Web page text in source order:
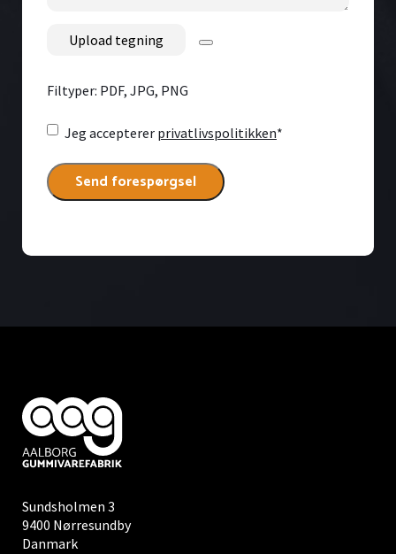
Filtyper: PDF, JPG, PNG
Consent*
Jeg accepterer privatlivspolitikken*
Sundsholmen 3
9400 Nørresundby
Danmark